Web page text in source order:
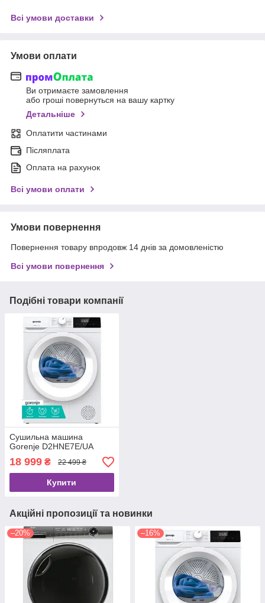
Всі умови доставки
Умови оплати
Ви отримаєте замовлення
або гроші повернуться на вашу картку
Детальніше
Оплатити частинами
Післяплата
Оплата на рахунок
Всі умови оплати
Умови повернення
Повернення товару впродовж 14 днів за домовленістю
Всі умови повернення
Подібні товари компанії
Сушильна машина
Gorenje D2HNE7E/UA
18 999 ₴ 22 499 ₴
Купити
Акційні пропозиції та новинки
–20% –16%